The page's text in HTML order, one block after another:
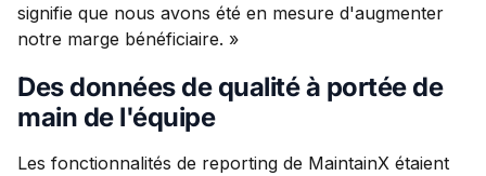
signifie que nous avons été en mesure d'augmenter
notre marge bénéficiaire. »
Des données de qualité à portée de
main de l'équipe
Les fonctionnalités de reporting de MaintainX étaient